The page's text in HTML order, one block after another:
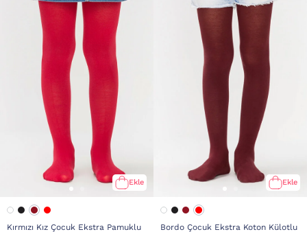
Ekle
Kırmızı Kız Çocuk Ekstra Pamuklu
Ekle
Bordo Çocuk Ekstra Koton Külotlu